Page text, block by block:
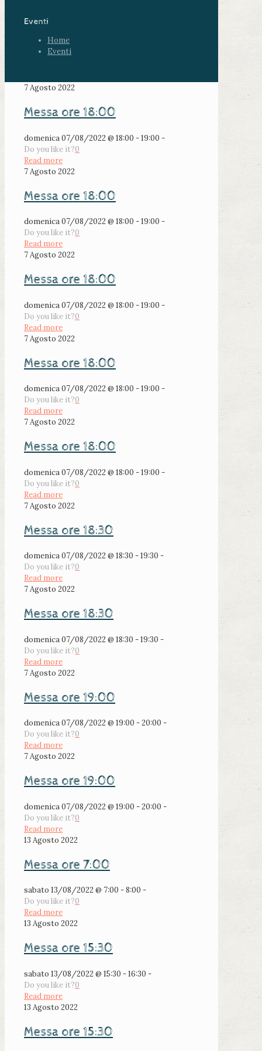
Eventi
Home
Eventi
7 Agosto 2022
Messa ore 18:00
domenica 07/08/2022 @ 18:00 - 19:00 -
Do you like it?0
Read more
7 Agosto 2022
Messa ore 18:00
domenica 07/08/2022 @ 18:00 - 19:00 -
Do you like it?0
Read more
7 Agosto 2022
Messa ore 18:00
domenica 07/08/2022 @ 18:00 - 19:00 -
Do you like it?0
Read more
7 Agosto 2022
Messa ore 18:00
domenica 07/08/2022 @ 18:00 - 19:00 -
Do you like it?0
Read more
7 Agosto 2022
Messa ore 18:00
domenica 07/08/2022 @ 18:00 - 19:00 -
Do you like it?0
Read more
7 Agosto 2022
Messa ore 18:30
domenica 07/08/2022 @ 18:30 - 19:30 -
Do you like it?0
Read more
7 Agosto 2022
Messa ore 18:30
domenica 07/08/2022 @ 18:30 - 19:30 -
Do you like it?0
Read more
7 Agosto 2022
Messa ore 19:00
domenica 07/08/2022 @ 19:00 - 20:00 -
Do you like it?0
Read more
7 Agosto 2022
Messa ore 19:00
domenica 07/08/2022 @ 19:00 - 20:00 -
Do you like it?0
Read more
13 Agosto 2022
Messa ore 7:00
sabato 13/08/2022 @ 7:00 - 8:00 -
Do you like it?0
Read more
13 Agosto 2022
Messa ore 15:30
sabato 13/08/2022 @ 15:30 - 16:30 -
Do you like it?0
Read more
13 Agosto 2022
Messa ore 15:30